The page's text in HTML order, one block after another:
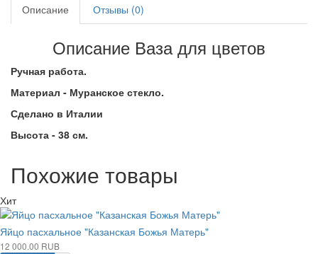
Описание
Отзывы (0)
Описание Ваза для цветов
Ручная работа.
Материал - Муранское стекло.
Сделано в Италии
Высота - 38 см.
Похожие товары
Хит
Яйцо пасхальное "Казанская Божья Матерь"
12 000.00 RUB